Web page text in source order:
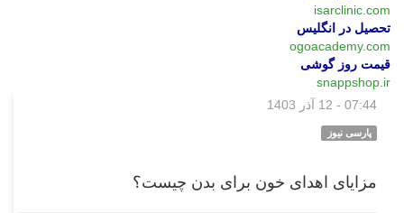
isarclinic.com
تحصیل در انگلیس
ogoacademy.com
قیمت روز گوشی
snappshop.ir
07:44 - 12 آذر 1403
پارسی نیوز
مزایای اهدای خون برای بدن چیست؟